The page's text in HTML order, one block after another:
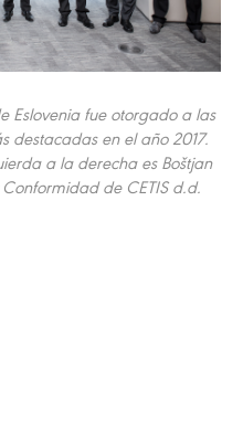
Eslovenia fue otorgado a las
destacadas en el año 2017.
a la derecha es Boštjan
de CETIS d.d.